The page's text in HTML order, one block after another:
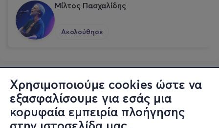
Χρησιμοποιούμε cookies ώστε να
εξασφαλίσουμε για εσάς μια
κορυφαία εμπειρία πλοήγησης
Μίλτος Πασχαλίδης
Ακολούθησε